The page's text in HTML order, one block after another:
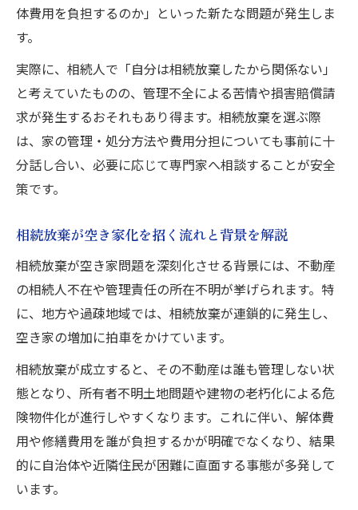
体費用を負担するのか」といった新たな問題が発生しま
す。
実際に、相続人で「自分は相続放棄したから関係ない」
と考えていたものの、管理不全による苦情や損害賠償請
求が発生するおそれもあり得ます。相続放棄を選ぶ際
は、家の管理・処分方法や費用分担についても事前に十
分話し合い、必要に応じて専門家へ相談することが安全
策です。
相続放棄が空き家化を招く流れと背景を解説
相続放棄が空き家問題を深刻化させる背景には、不動産
の相続人不在や管理責任の所在不明が挙げられます。特
に、地方や過疎地域では、相続放棄が連鎖的に発生し、
空き家の増加に拍車をかけています。
相続放棄が成立すると、その不動産は誰も管理しない状
態となり、所有者不明土地問題や建物の老朽化による危
険物件化が進行しやすくなります。これに伴い、解体費
用や修繕費用を誰が負担するかが明確でなくなり、結果
的に自治体や近隣住民が困難に直面する事態が多発して
います。